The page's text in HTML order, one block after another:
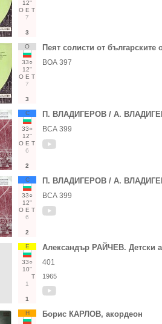
12"
О Е Т
7
3
О
33○
12"
О Е Т
7
3
Пеят солисти от българските
ВОА 397
С
33○
12"
О Е Т
6
2
П. ВЛАДИГЕРОВ / А.
ВСА 399
С
33○
12"
О Е Т
6
2
П. ВЛАДИГЕРОВ / А.
ВСА 399
Е
33○
10"
Т
1
1
Александър РАЙЧЕВ. Детски
401
1965
Н Борис КАРЛОВ, акордеон